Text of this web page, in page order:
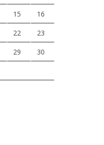
15 16
22 23
29 30